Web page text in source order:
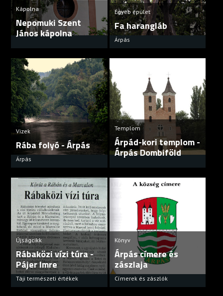
Kápolna
Nepomuki Szent
János kápolna
Egyéb épület
Fa harangláb
Árpás
Vizek
Rába folyó - Árpás
Árpás
Templom
Árpád-kori templom -
Árpás Dombiföld
Újságcikk
Rábaközi vízi túra -
Pájer Imre
Táji természeti értékek
Könyv
Árpás címere és
zászlaja
Címerek és zászlók